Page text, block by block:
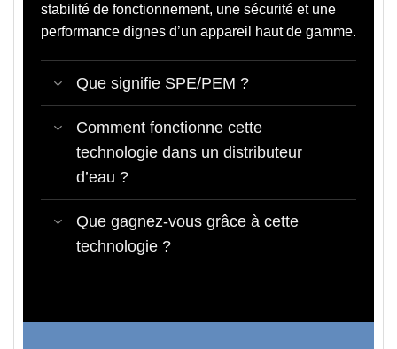
stabilité de fonctionnement, une sécurité et une
performance dignes d’un appareil haut de gamme.
Que signifie SPE/PEM ?
Comment fonctionne cette
technologie dans un distributeur
d’eau ?
Que gagnez-vous grâce à cette
technologie ?